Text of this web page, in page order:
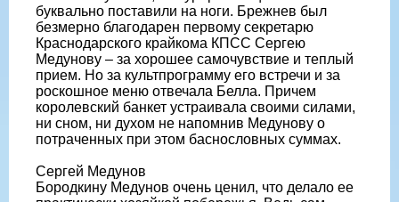
буквально поставили на ноги. Брежнев был
безмерно благодарен первому секретарю
Краснодарского крайкома КПСС Сергею
Медунову – за хорошее самочувствие и теплый
прием. Но за культпрограмму его встречи и за
роскошное меню отвечала Белла. Причем
королевский банкет устраивала своими силами,
ни сном, ни духом не напомнив Медунову о
потраченных при этом баснословных суммах.
Сергей Медунов
Бородкину Медунов очень ценил, что делало ее